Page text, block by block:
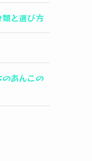
と選び方
あんこの